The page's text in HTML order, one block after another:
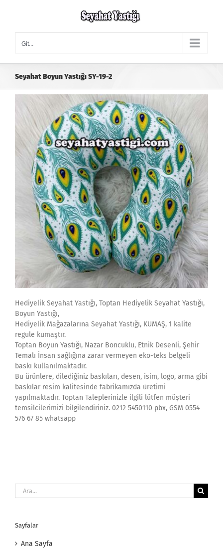
Git...
Seyahat Boyun Yastığı SY-19-2
Hediyelik Seyahat Yastığı, Toptan Hediyelik Seyahat Yastığı,
Boyun Yastığı,
Hediyelik Mağazalarına Seyahat Yastığı, KUMAŞ, 1 kalite
regule kumaştır.
Toptan Boyun Yastığı, Nazar Boncuklu, Etnik Desenli, Şehir
Temalı İnsan sağlığına zarar vermeyen eko-teks belgeli
baskı kullanılmaktadır.
Bu ürünlere, dilediğiniz baskıları, desen, isim, logo, arma gibi
baskılar resim kalitesinde fabrikamızda üretimi
yapılmaktadır. Toptan Taleplerinizle ilgili lütfen müşteri
temsilcilerimizi bilgilendiriniz. 0212 5450110 pbx, GSM 0554
576 67 85 whatsapp
Ara:
Sayfalar
Ana Sayfa